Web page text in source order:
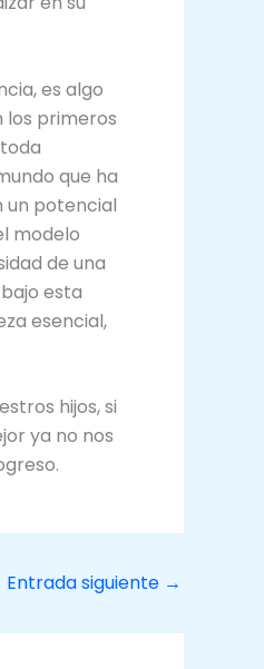
es algo
los primeros
que ha
un potencial
modelo
de una
esta
esencial,
hijos, si
ya no nos
Entrada siguiente →